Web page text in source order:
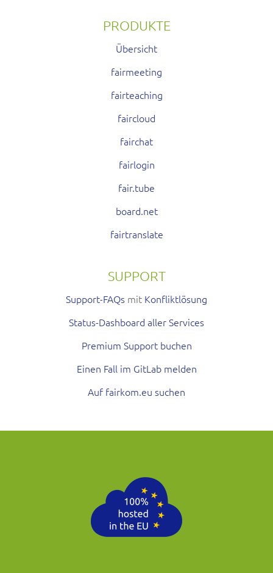
PRODUKTE
Übersicht
fairmeeting
fairteaching
faircloud
fairchat
fairlogin
fair.tube
board.net
fairtranslate
SUPPORT
Support-FAQs mit Konfliktlösung
Status-Dashboard aller Services
Premium Support buchen
Einen Fall im GitLab melden
Auf fairkom.eu suchen